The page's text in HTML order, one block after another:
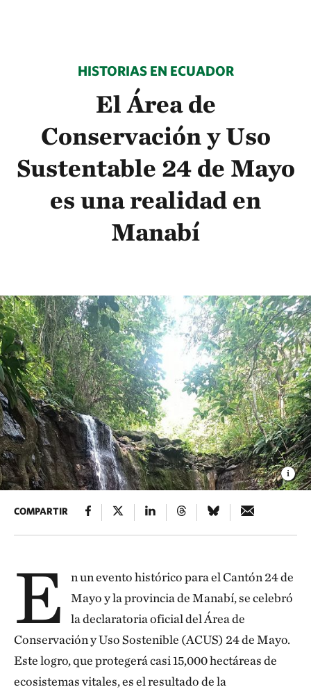
HISTORIAS EN ECUADOR
El Área de
Conservación y Uso
Sustentable 24 de Mayo
es una realidad en
Manabí
COMPARTIR
E
n un evento histórico para el Cantón 24 de
Mayo y la provincia de Manabí, se celebró
la declaratoria oficial del Área de
Conservación y Uso Sostenible (ACUS) 24 de Mayo.
Este logro, que protegerá casi 15,000 hectáreas de
ecosistemas vitales, es el resultado de la